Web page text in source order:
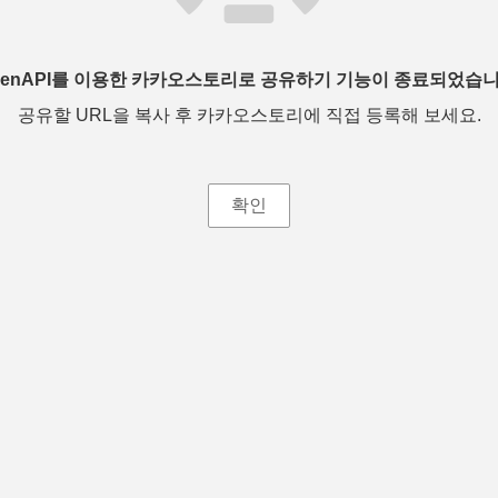
를 이용한 카카오스토리로 공유하기 기능이 종료되었습
공유할 URL을 복사 후 카카오스토리에 직접 등록해 보세요.
확인